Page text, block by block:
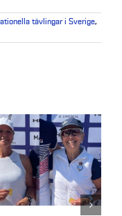
tävlingar i Sverige,